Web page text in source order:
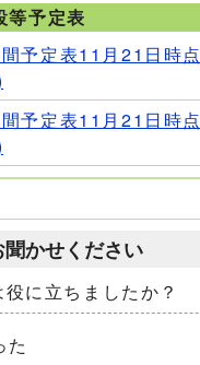
等予定表
予定表11月21日時
予定表11月21日時
かせください
に立ちましたか？
た